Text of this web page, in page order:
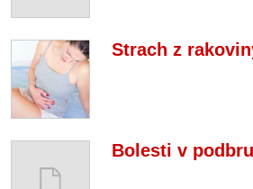
Strach z
Bolesti v